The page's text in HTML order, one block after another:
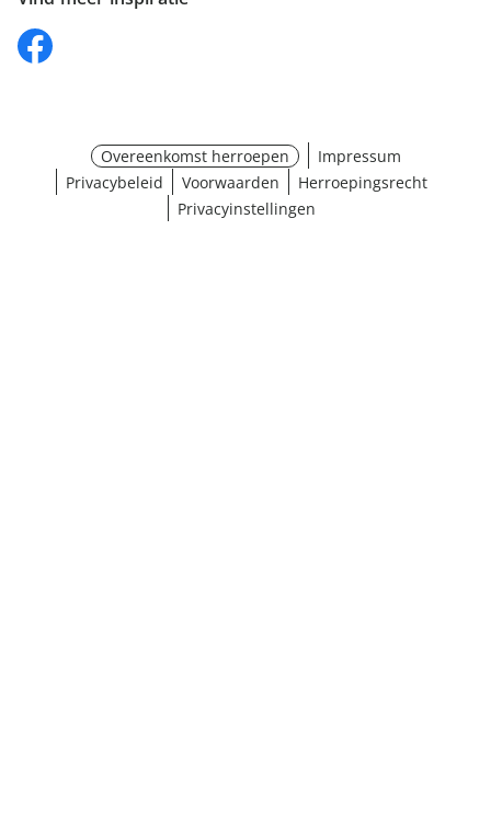
Overeenkomst herroepen
Impressum
Privacybeleid
Voorwaarden
Herroepingsrecht
Privacyinstellingen